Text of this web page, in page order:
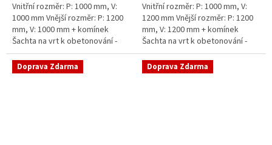
Vnitřní rozměr: P: 1000 mm, V:
1000 mm Vnější rozměr: P: 1200
mm, V: 1000 mm + komínek
Šachta na vrt k obetonování -
vhodná pod parkovací stání,
komunikace nebo do míst...
Vnitřní rozměr: P: 1000 mm, V:
1200 mm Vnější rozměr: P: 1200
mm, V: 1200 mm + komínek
Šachta na vrt k obetonování -
vhodná pod parkovací stání,
komunikace nebo do míst...
Doprava Zdarma Doprava Zdarma